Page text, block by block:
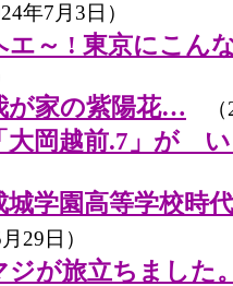
年7月3日）
～ ! 東京にこん
家の紫陽花… （
岡越前.7」が い
学園高等学校時
29日）
が旅立ちました